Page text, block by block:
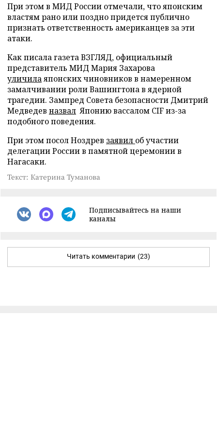
При этом в МИД России отмечали, что японским
властям рано или поздно придется публично
признать ответственность американцев за эти
атаки.
Как писала газета ВЗГЛЯД, официальный
представитель МИД Мария Захарова
уличилаяпонских чиновников в намеренном
замалчивании роли Вашингтона в ядерной
трагедии. Зампред Совета безопасности Дмитрий
Медведев назвал Японию вассалом CIF из-за
подобного поведения.
При этом посол Ноздрев заявил об участии
делегации России в памятной церемонии в
Нагасаки.
Текст: Катерина Туманова
Подписывайтесь на наши
каналы
Читать комментарии (23)